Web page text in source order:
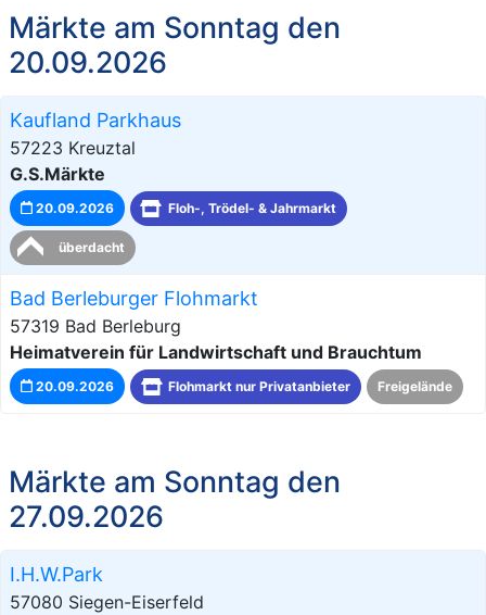
Märkte am Sonntag den
20.09.2026
Kaufland Parkhaus
57223 Kreuztal
G.S.Märkte
20.09.2026 Floh-, Trödel- & Jahrmarkt
überdacht
Bad Berleburger Flohmarkt
57319 Bad Berleburg
Heimatverein für Landwirtschaft und Brauchtum
20.09.2026 Flohmarkt nur Privatanbieter Freigelände
Märkte am Sonntag den
27.09.2026
I.H.W.Park
57080 Siegen-Eiserfeld